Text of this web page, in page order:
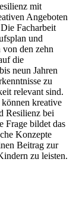
mit
Angeboten
Facharbeit
und
den zehn
die
neun Jahren
zu
relevant sind.
kreative
Resilienz bei
Frage bildet das
Konzepte
Beitrag zur
zu leisten.